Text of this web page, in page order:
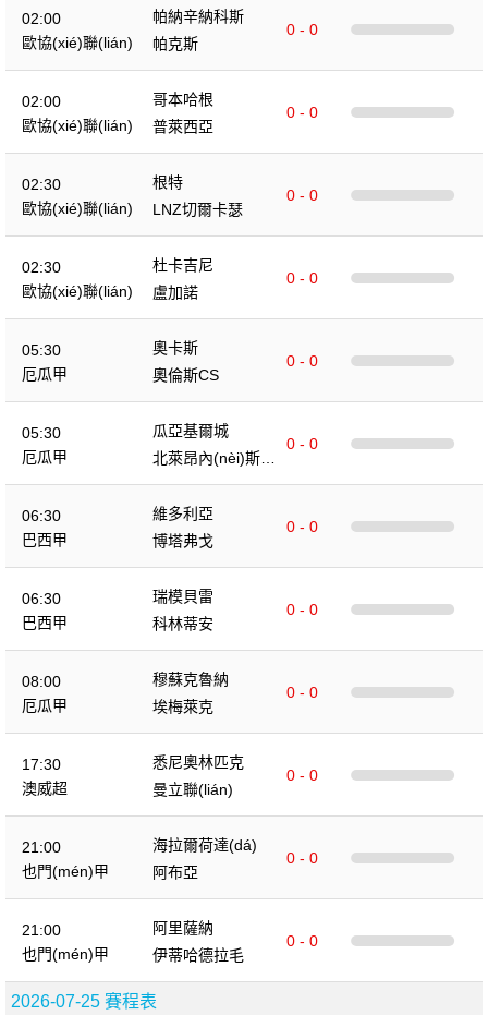
02:00
歐協(xié)聯(lián)
帕納辛納科斯
0 - 0
帕克斯
02:00
歐協(xié)聯(lián)
哥本哈根
0 - 0
普萊西亞
02:30
歐協(xié)聯(lián)
根特
0 - 0
LNZ切爾卡瑟
02:30
歐協(xié)聯(lián)
杜卡吉尼
0 - 0
盧加諾
05:30
厄瓜甲
奧卡斯
0 - 0
奧倫斯CS
05:30
厄瓜甲
瓜亞基爾城
0 - 0
北萊昂內(nèi)斯俱
樂(lè)部
06:30
巴西甲
維多利亞
0 - 0
博塔弗戈
06:30
巴西甲
瑞模貝雷
0 - 0
科林蒂安
08:00
厄瓜甲
穆蘇克魯納
0 - 0
埃梅萊克
17:30
澳威超
悉尼奧林匹克
0 - 0
曼立聯(lián)
21:00
也門(mén)甲
海拉爾荷達(dá)
0 - 0
阿布亞
21:00
也門(mén)甲
阿里薩納
0 - 0
伊蒂哈德拉毛
2026-07-25 賽程表